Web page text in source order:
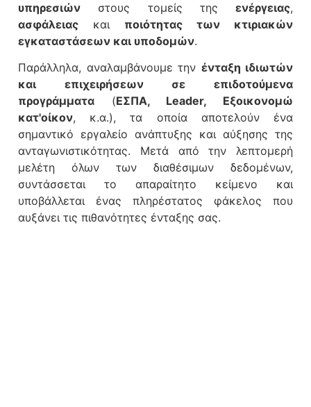
υπηρεσιών στους τομείς της ενέργειας,
ασφάλειας και ποιότητας των κτιριακών
εγκαταστάσεων και υποδομών.
Παράλληλα, αναλαμβάνουμε την ένταξη ιδιωτών
και επιχειρήσεων σε επιδοτούμενα
προγράμματα (ΕΣΠΑ, Leader, Εξοικονομώ
κατ'οίκον, κ.α.), τα οποία αποτελούν ένα
σημαντικό εργαλείο ανάπτυξης και αύξησης της
ανταγωνιστικότητας. Μετά από την λεπτομερή
μελέτη όλων των διαθέσιμων δεδομένων,
συντάσσεται το απαραίτητο κείμενο και
υποβάλλεται ένας πληρέστατος φάκελος που
αυξάνει τις πιθανότητες ένταξης σας.